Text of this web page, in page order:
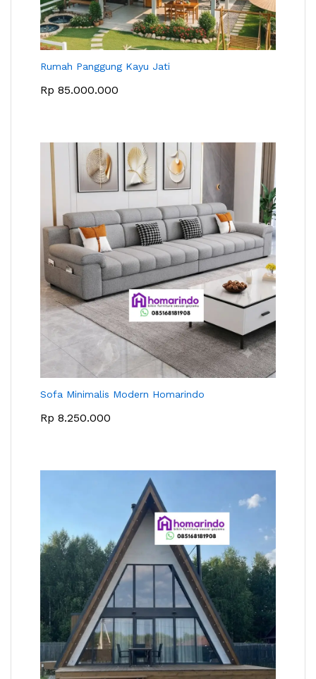
Rumah Panggung Kayu Jati
Rp 85.000.000
Sofa Minimalis Modern Homarindo
Rp 8.250.000